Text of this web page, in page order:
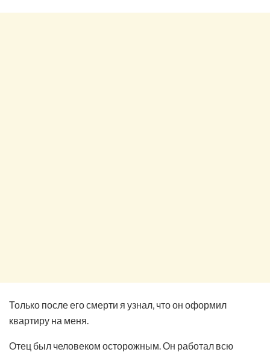
Только после его смерти я узнал, что он оформил
квартиру на меня.
Отец был человеком осторожным. Он работал всю